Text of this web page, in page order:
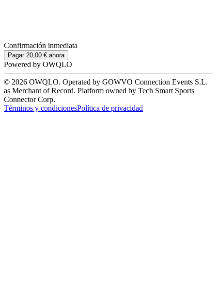
Confirmación inmediata
Pagar 20,00 € ahora
Powered by OWQLO
© 2026 OWQLO. Operated by GOWVO Connection Events S.L.
as Merchant of Record. Platform owned by Tech Smart Sports
Connector Corp.
Términos y condicionesPolítica de privacidad